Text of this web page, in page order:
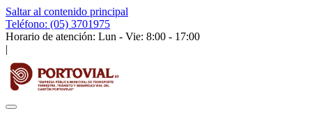
Saltar al contenido principal
Teléfono: (05) 3701975
Horario de atención: Lun - Vie: 8:00 - 17:00
|